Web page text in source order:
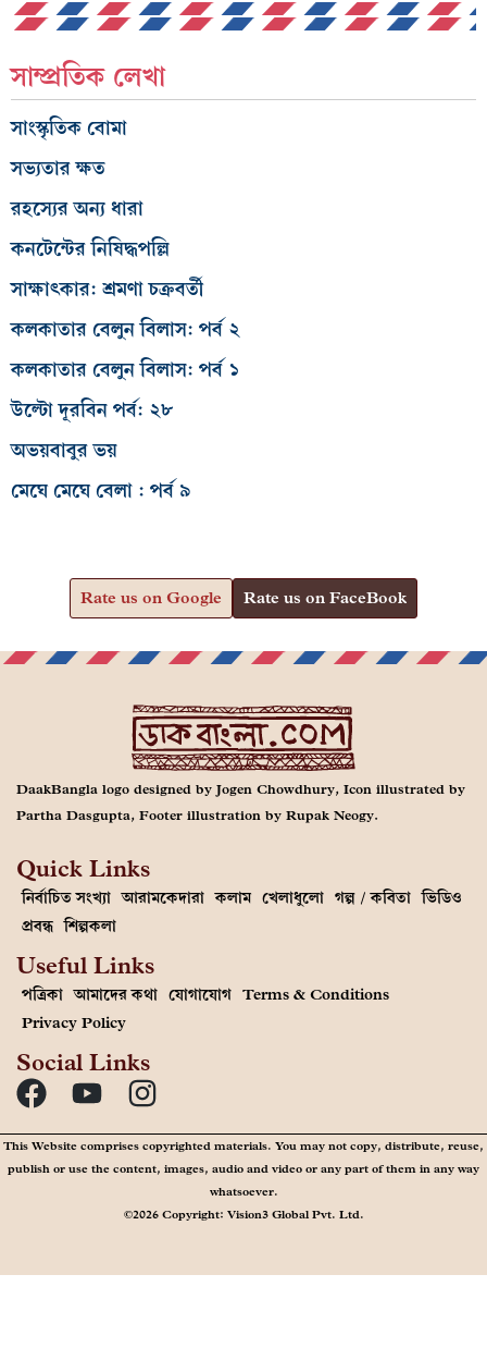
সাম্প্রতিক লেখা
সাংস্কৃতিক বোমা
সভ্যতার ক্ষত
রহস্যের অন্য ধারা
কনটেন্টের নিষিদ্ধপল্লি
সাক্ষাৎকার: শ্রমণা চক্রবর্তী
কলকাতার বেলুন বিলাস: পর্ব ২
কলকাতার বেলুন বিলাস: পর্ব ১
উল্টো দূরবিন পর্ব: ২৮
অভয়বাবুর ভয়
মেঘে মেঘে বেলা : পর্ব ৯
Rate us on Google Rate us on FaceBook
DaakBangla logo designed by Jogen Chowdhury, Icon illustrated by
Partha Dasgupta, Footer illustration by Rupak Neogy.
Quick Links
নির্বাচিত সংখ্যা আরামকেদারা কলাম খেলাধুলো গল্প / কবিতা ভিডিও
প্রবন্ধ শিল্পকলা
Useful Links
পত্রিকা আমাদের কথা যোগাযোগ Terms & Conditions
Privacy Policy
Social Links
This Website comprises copyrighted materials. You may not copy, distribute, reuse,
publish or use the content, images, audio and video or any part of them in any way
whatsoever.
©2026 Copyright: Vision3 Global Pvt. Ltd.